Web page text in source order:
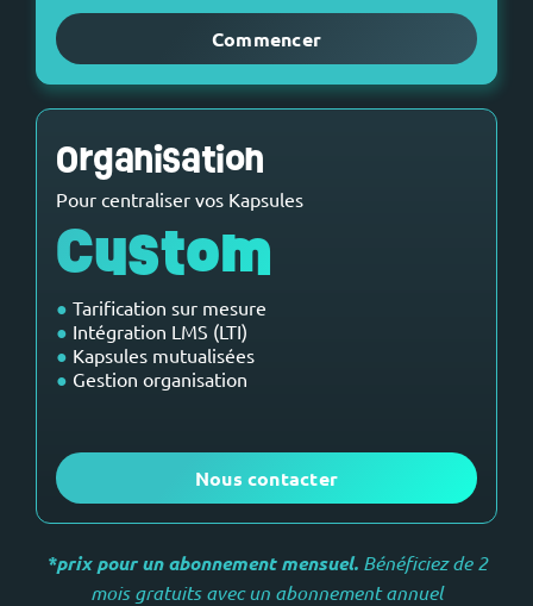
Commencer
Organisation
Pour centraliser vos Kapsules
Custom
● Tarification sur mesure
● Intégration LMS (LTI)
● Kapsules mutualisées
● Gestion organisation
Nous contacter
*prix pour un abonnement mensuel.Bénéficiez de 2
mois gratuits avec un abonnement annuel